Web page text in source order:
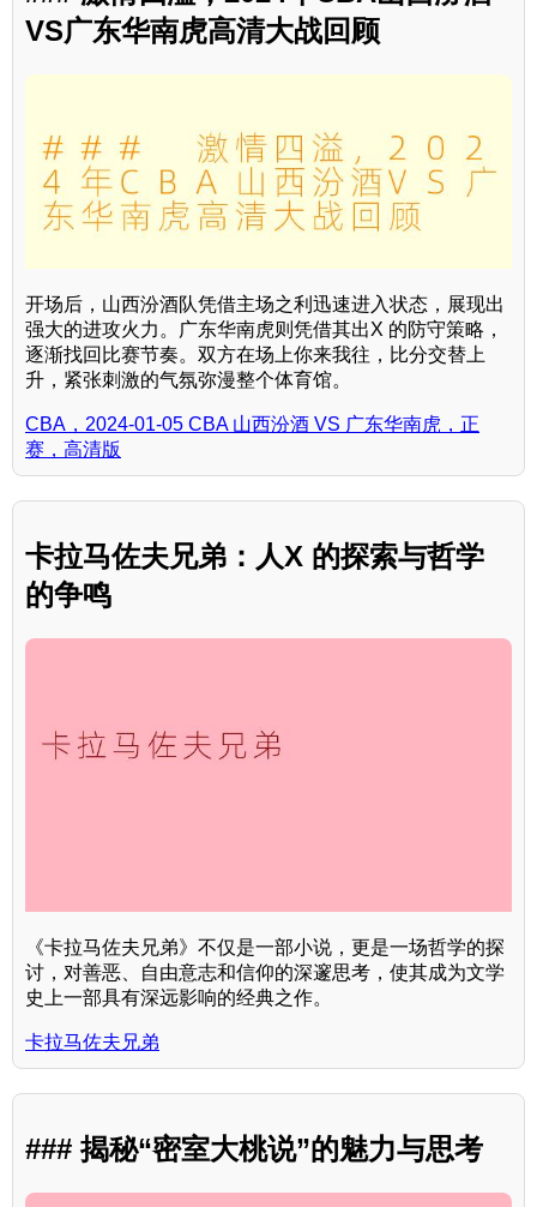
VS广东华南虎高清大战回顾
开场后，山西汾酒队凭借主场之利迅速进入状态，展现出
强大的进攻火力。广东华南虎则凭借其出X 的防守策略，
逐渐找回比赛节奏。双方在场上你来我往，比分交替上
升，紧张刺激的气氛弥漫整个体育馆。
CBA，2024-01-05 CBA 山西汾酒 VS 广东华南虎，正
赛，高清版
卡拉马佐夫兄弟：人X 的探索与哲学
的争鸣
《卡拉马佐夫兄弟》不仅是一部小说，更是一场哲学的探
讨，对善恶、自由意志和信仰的深邃思考，使其成为文学
史上一部具有深远影响的经典之作。
卡拉马佐夫兄弟
### 揭秘“密室大桃说”的魅力与思考